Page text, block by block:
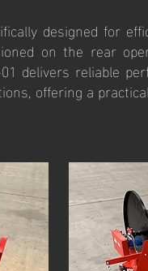
designed for
on the rear
delivers reliable
offering a